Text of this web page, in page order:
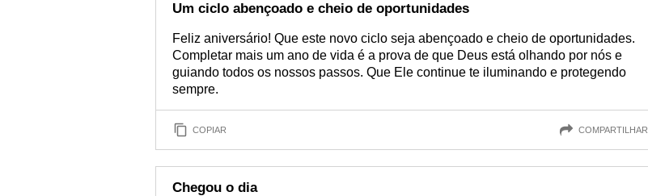
Um ciclo abençoado e cheio de oportunidades
Feliz aniversário! Que este novo ciclo seja abençoado e cheio de oportunidades.
Completar mais um ano de vida é a prova de que Deus está olhando por nós e
guiando todos os nossos passos. Que Ele continue te iluminando e protegendo
sempre.
COPIAR COMPARTILHAR
Chegou o dia